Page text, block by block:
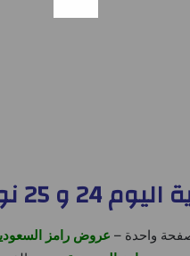
طازج الاثنين
واحدة – عروض رامز السعودية